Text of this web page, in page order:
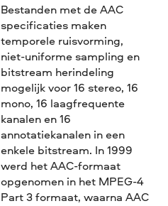
Bestanden met de AAC
specificaties maken
temporele ruisvorming,
niet-uniforme sampling en
bitstream herindeling
mogelijk voor 16 stereo, 16
mono, 16 laagfrequente
kanalen en 16
annotatiekanalen in een
enkele bitstream. In 1999
werd het AAC-formaat
opgenomen in het MPEG-4
Part 3 formaat, waarna AAC